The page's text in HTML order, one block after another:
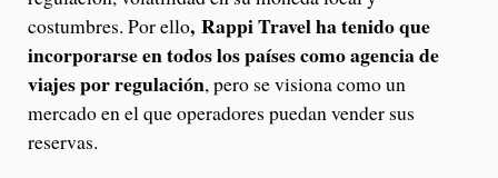
costumbres. Por ello, Rappi Travel ha tenido que
incorporarse en todos los países como agencia de
viajes por regulación, pero se visiona como un
mercado en el que operadores puedan vender sus
reservas.